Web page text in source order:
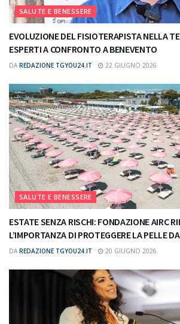
SALUTE E BENESSERE
EVOLUZIONE DEL FISIOTERAPISTA NELLA
ESPERTI A CONFRONTO A BENEVENTO
DA REDAZIONE TGYOU24.IT 22 GIUGNO 2026
SALUTE E BENESSERE
ESTATE SENZA RISCHI: FONDAZIONE AIRC
L’IMPORTANZA DI PROTEGGERE LA PELLE
DA REDAZIONE TGYOU24.IT 20 GIUGNO 2026